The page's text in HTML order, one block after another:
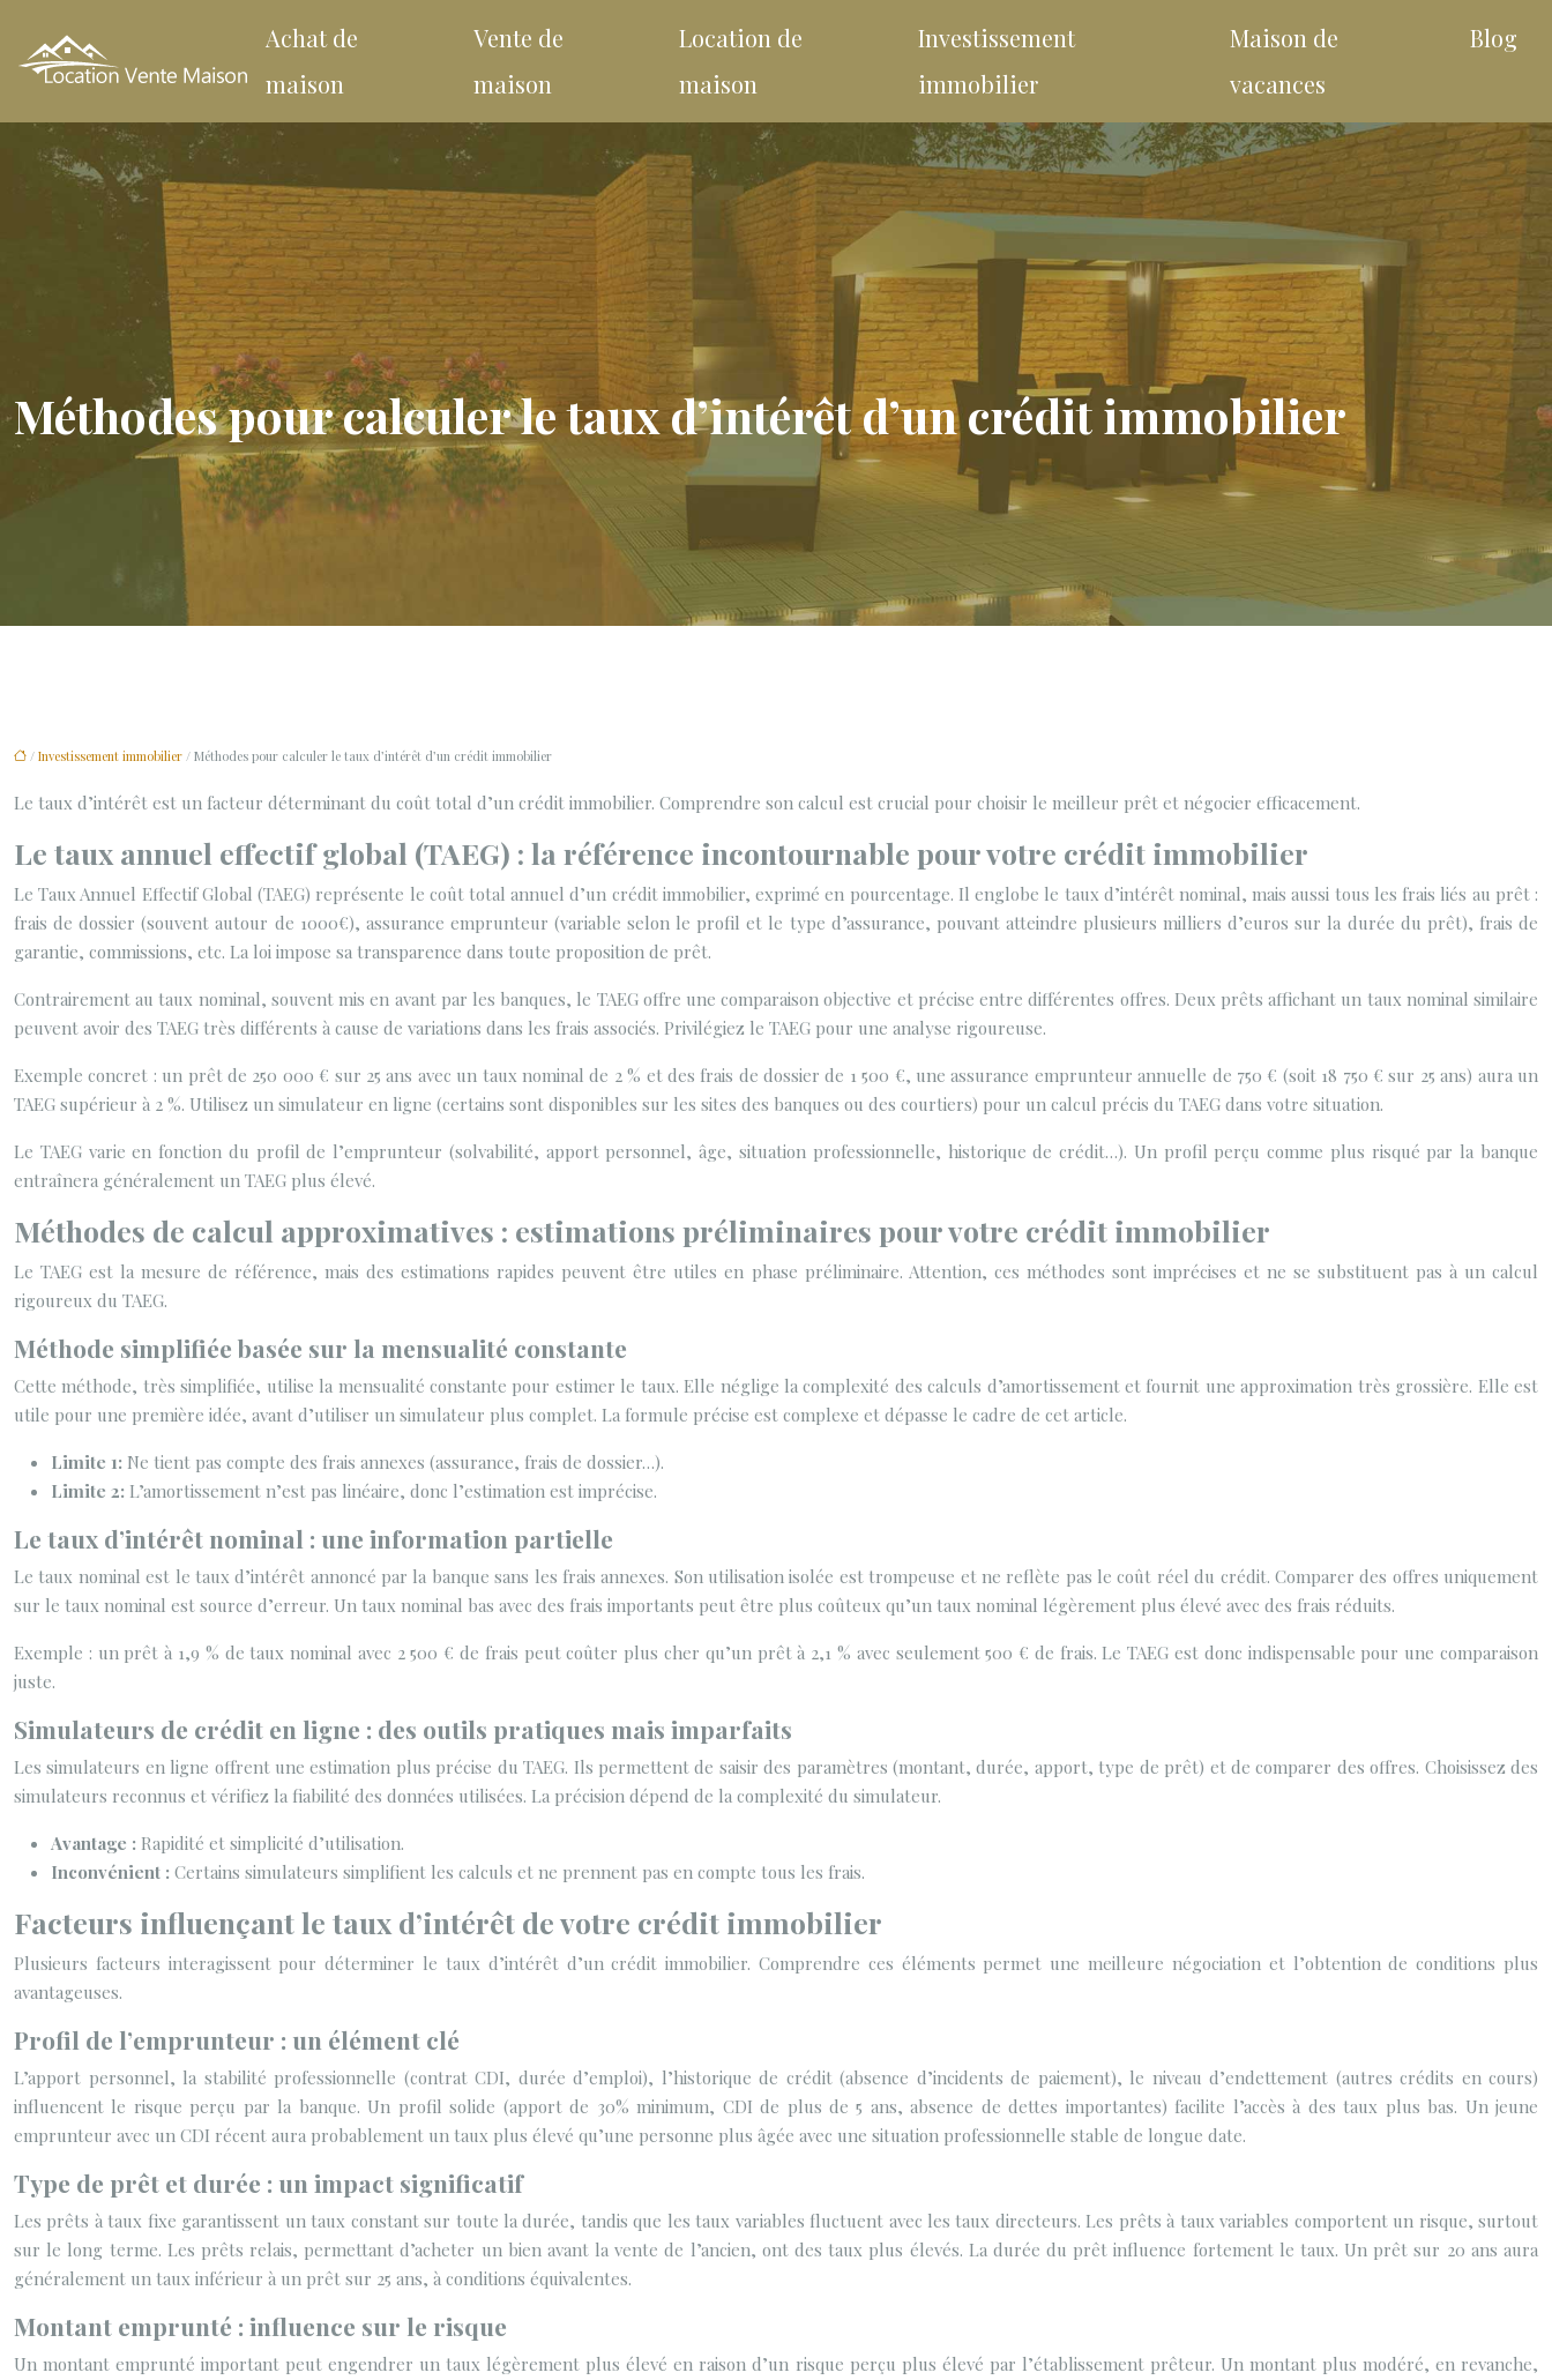
Achat de
maison
Vente de
maison
Location de
maison
Investissement
immobilier
Maison de
vacances
Blog
Méthodes pour calculer le taux d’intérêt d’un crédit immobilier
/ Investissement immobilier / Méthodes pour calculer le taux d’intérêt d’un crédit immobilier
Le taux d’intérêt est un facteur déterminant du coût total d’un crédit immobilier. Comprendre son calcul est crucial pour choisir le meilleur prêt et négocier efficacement.
Le taux annuel effectif global (TAEG) : la référence incontournable pour votre crédit immobilier
Le Taux Annuel Effectif Global (TAEG) représente le coût total annuel d’un crédit immobilier, exprimé en pourcentage. Il englobe le taux d’intérêt nominal, mais aussi tous les frais liés au prêt :
frais de dossier (souvent autour de 1000€), assurance emprunteur (variable selon le profil et le type d’assurance, pouvant atteindre plusieurs milliers d’euros sur la durée du prêt), frais de
garantie, commissions, etc. La loi impose sa transparence dans toute proposition de prêt.
Contrairement au taux nominal, souvent mis en avant par les banques, le TAEG offre une comparaison objective et précise entre différentes offres. Deux prêts affichant un taux nominal similaire
peuvent avoir des TAEG très différents à cause de variations dans les frais associés. Privilégiez le TAEG pour une analyse rigoureuse.
Exemple concret : un prêt de 250 000 € sur 25 ans avec un taux nominal de 2 % et des frais de dossier de 1 500 €, une assurance emprunteur annuelle de 750 € (soit 18 750 € sur 25 ans) aura un
TAEG supérieur à 2 %. Utilisez un simulateur en ligne (certains sont disponibles sur les sites des banques ou des courtiers) pour un calcul précis du TAEG dans votre situation.
Le TAEG varie en fonction du profil de l’emprunteur (solvabilité, apport personnel, âge, situation professionnelle, historique de crédit…). Un profil perçu comme plus risqué par la banque
entraînera généralement un TAEG plus élevé.
Méthodes de calcul approximatives : estimations préliminaires pour votre crédit immobilier
Le TAEG est la mesure de référence, mais des estimations rapides peuvent être utiles en phase préliminaire. Attention, ces méthodes sont imprécises et ne se substituent pas à un calcul
rigoureux du TAEG.
Méthode simplifiée basée sur la mensualité constante
Cette méthode, très simplifiée, utilise la mensualité constante pour estimer le taux. Elle néglige la complexité des calculs d’amortissement et fournit une approximation très grossière. Elle est
utile pour une première idée, avant d’utiliser un simulateur plus complet. La formule précise est complexe et dépasse le cadre de cet article.
Limite 1: Ne tient pas compte des frais annexes (assurance, frais de dossier…).
Limite 2: L’amortissement n’est pas linéaire, donc l’estimation est imprécise.
Le taux d’intérêt nominal : une information partielle
Le taux nominal est le taux d’intérêt annoncé par la banque sans les frais annexes. Son utilisation isolée est trompeuse et ne reflète pas le coût réel du crédit. Comparer des offres uniquement
sur le taux nominal est source d’erreur. Un taux nominal bas avec des frais importants peut être plus coûteux qu’un taux nominal légèrement plus élevé avec des frais réduits.
Exemple : un prêt à 1,9 % de taux nominal avec 2 500 € de frais peut coûter plus cher qu’un prêt à 2,1 % avec seulement 500 € de frais. Le TAEG est donc indispensable pour une comparaison
juste.
Simulateurs de crédit en ligne : des outils pratiques mais imparfaits
Les simulateurs en ligne offrent une estimation plus précise du TAEG. Ils permettent de saisir des paramètres (montant, durée, apport, type de prêt) et de comparer des offres. Choisissez des
simulateurs reconnus et vérifiez la fiabilité des données utilisées. La précision dépend de la complexité du simulateur.
Avantage : Rapidité et simplicité d’utilisation.
Inconvénient : Certains simulateurs simplifient les calculs et ne prennent pas en compte tous les frais.
Facteurs influençant le taux d’intérêt de votre crédit immobilier
Plusieurs facteurs interagissent pour déterminer le taux d’intérêt d’un crédit immobilier. Comprendre ces éléments permet une meilleure négociation et l’obtention de conditions plus
avantageuses.
Profil de l’emprunteur : un élément clé
L’apport personnel, la stabilité professionnelle (contrat CDI, durée d’emploi), l’historique de crédit (absence d’incidents de paiement), le niveau d’endettement (autres crédits en cours)
influencent le risque perçu par la banque. Un profil solide (apport de 30% minimum, CDI de plus de 5 ans, absence de dettes importantes) facilite l’accès à des taux plus bas. Un jeune
emprunteur avec un CDI récent aura probablement un taux plus élevé qu’une personne plus âgée avec une situation professionnelle stable de longue date.
Type de prêt et durée : un impact significatif
Les prêts à taux fixe garantissent un taux constant sur toute la durée, tandis que les taux variables fluctuent avec les taux directeurs. Les prêts à taux variables comportent un risque, surtout
sur le long terme. Les prêts relais, permettant d’acheter un bien avant la vente de l’ancien, ont des taux plus élevés. La durée du prêt influence fortement le taux. Un prêt sur 20 ans aura
généralement un taux inférieur à un prêt sur 25 ans, à conditions équivalentes.
Montant emprunté : influence sur le risque
Un montant emprunté important peut engendrer un taux légèrement plus élevé en raison d’un risque perçu plus élevé par l’établissement prêteur. Un montant plus modéré, en revanche,